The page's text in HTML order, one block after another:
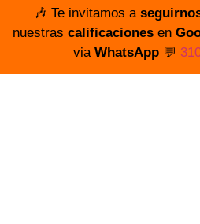
🎶 Te invitamos a
nuestras calificacionesen
via WhatsApp💬